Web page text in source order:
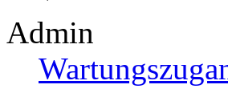
Admin